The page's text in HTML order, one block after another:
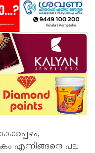
എന്നിങ്ങനെ പല